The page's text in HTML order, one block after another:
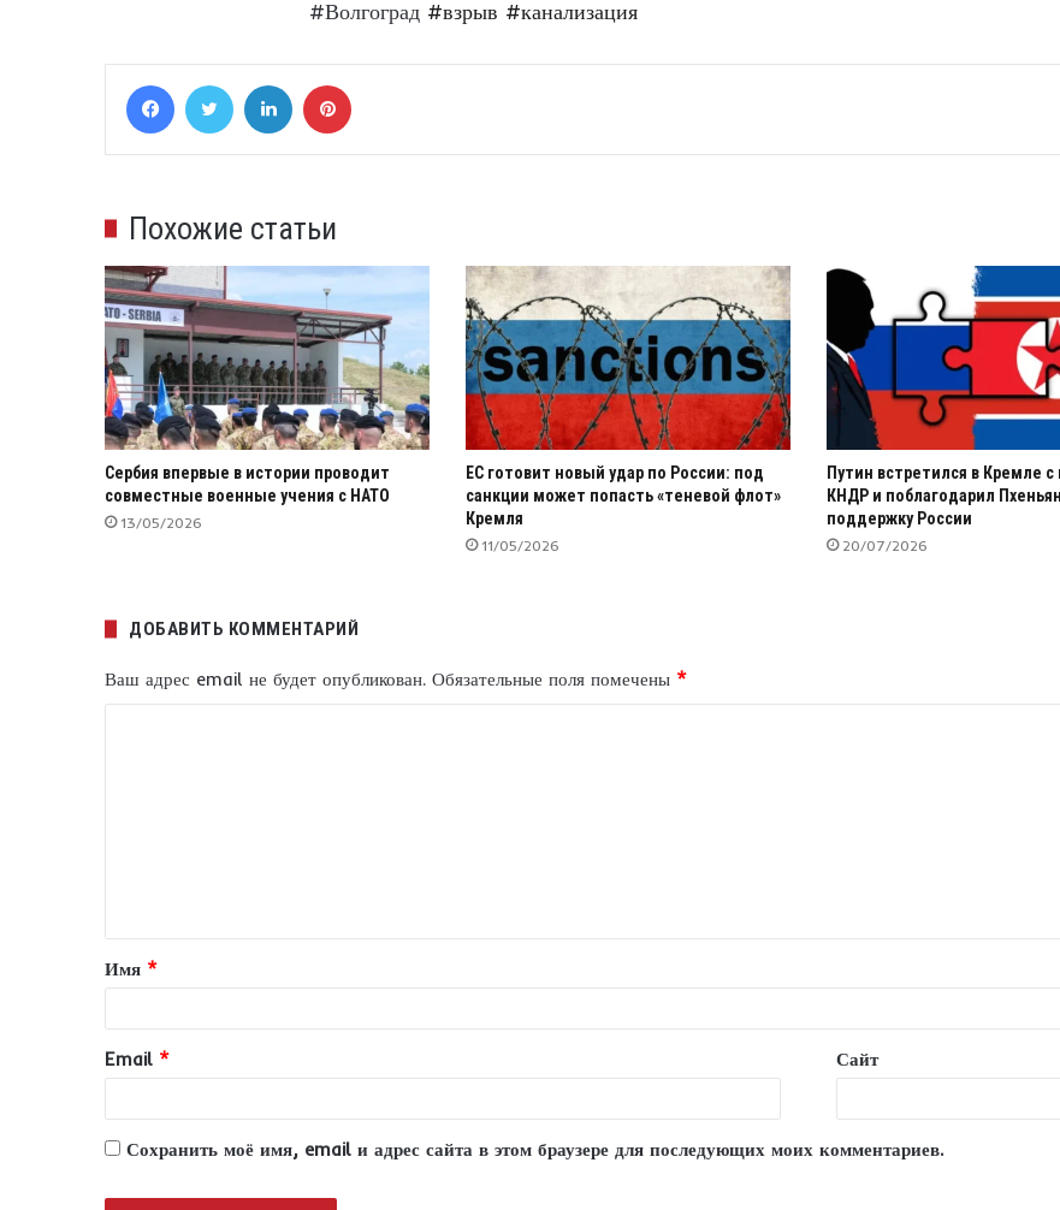
#Волгоград #взрыв #канализация
FacebookTwitter LinkedIn
Похожие статьи
Сербия впервые в истории проводит
совместные военные учения с НАТО
13/05/2026
ЕС готовит новый удар по России: под
санкции может попасть «теневой флот»
Кремля
11/05/2026
Путин встретился в Кремле
КНДР и поблагодарил
поддержку России
20/07/2026
ДОБАВИТЬ КОММЕНТАРИЙ
Ваш адрес email не будет опубликован. Обязательные поля помечены *
т
а
й
*
Имя *
Email * Сайт
Сохранить моё имя, email и адрес сайта в этом браузере для последующих моих комментариев.